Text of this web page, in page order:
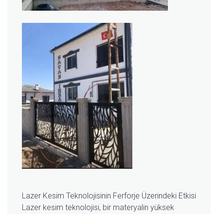
Lazer Kesim Teknolojisinin Ferforje Üzerindeki Etkisi
Lazer kesim teknolojisi, bir materyalin yüksek